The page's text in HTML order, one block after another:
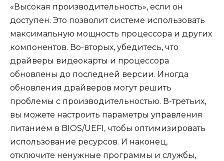
«Высокая производительность», если он
доступен. Это позволит системе использовать
максимальную мощность процессора и других
компонентов. Во-вторых, убедитесь, что
драйверы видеокарты и процессора
обновлены до последней версии. Иногда
обновления драйверов могут решить
проблемы с производительностью. В-третьих,
вы можете настроить параметры управления
питанием в BIOS/UEFI, чтобы оптимизировать
использование ресурсов. И наконец,
отключите ненужные программы и службы,